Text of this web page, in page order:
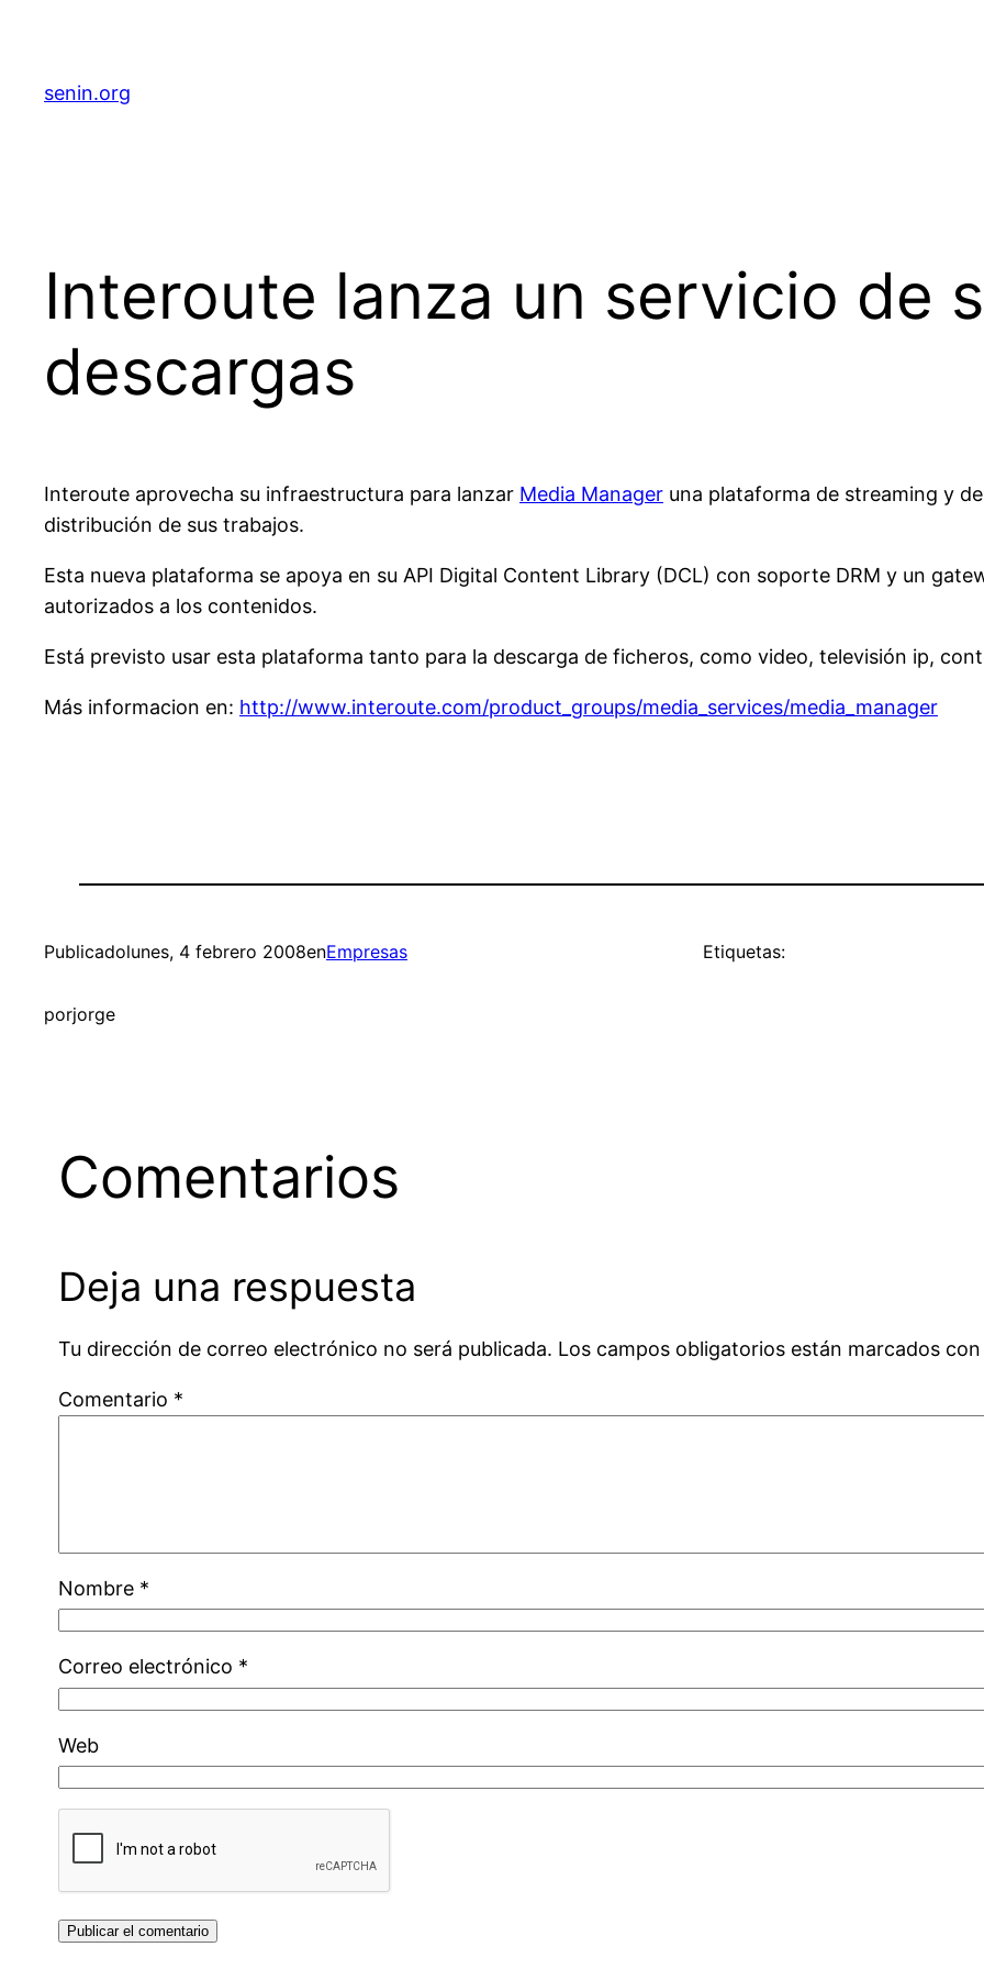
senin.org
Interoute lanza un servicio de
descargas
Interoute aprovecha su infraestructura para lanzar Media Manager una plataforma de streaming y
distribución de sus trabajos.
Esta nueva plataforma se apoya en su API Digital Content Library (DCL) con soporte DRM y un
autorizados a los contenidos.
Está previsto usar esta plataforma tanto para la descarga de ficheros, como video, televisión ip,
Más informacion en: http://www.interoute.com/product_groups/media_services/media_manager
Publicadolunes, 4 febrero 2008enEmpresas
porjorge
Etiquetas:
Comentarios
Deja una respuesta
Tu dirección de correo electrónico no será publicada. Los campos obligatorios están marcados
Comentario *
Nombre *
Correo electrónico *
Web